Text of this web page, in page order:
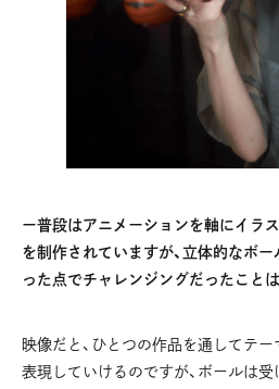
ー普段はアニメーションを軸にイラ
を制作されていますが、立体的なボ
った点でチャレンジングだったこと
映像だと、ひとつの作品を通してテ
表現していけるのですが、ボールは